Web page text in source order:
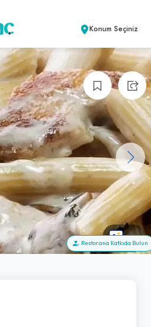
Konum Seçiniz
+8
Restorana Katkıda Bulun